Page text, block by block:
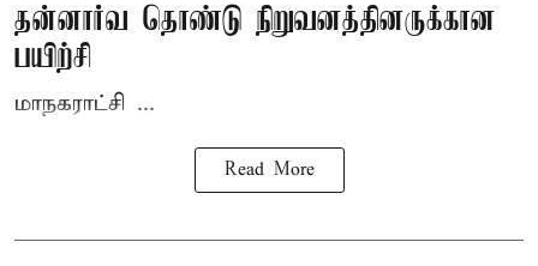
தன்னார்வ தொண்டு நிறுவனத்தினருக்கான
பயிற்சி
மாநகராட்சி ...
Read More